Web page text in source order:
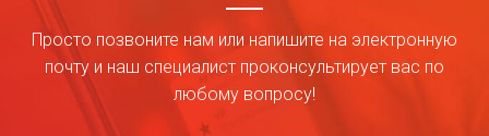
Просто позвоните нам или напишите на электронную
почту и наш специалист проконсультирует вас по
любому вопросу!